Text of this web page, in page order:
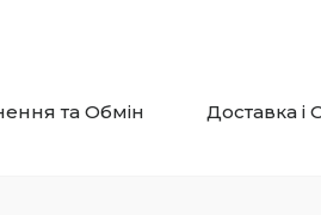
та Обмін Доставка і